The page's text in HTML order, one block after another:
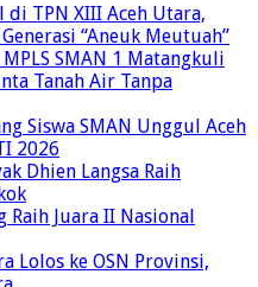
TPN XIII Aceh Utara,
“Aneuk Meutuah”
SMAN 1 Matangkuli
Tanah Air Tanpa
Siswa SMAN Unggul Aceh
2026
Dhien Langsa Raih
Raih Juara II Nasional
Lolos ke OSN Provinsi,